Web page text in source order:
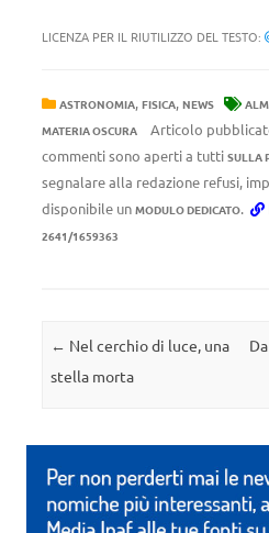
LICENZA PER IL RIUTILIZZO DEL TESTO:
ASTRONOMIA, FISICA, NEWS
MATERIA OSCURA Articolo
commenti sono aperti a tutti SULLA
segnalare alla redazione refusi,
disponibile un MODULO DEDICATO.
2641/1659363
Navigazione articolo
← Nel cerchio di luce, una
stella morta